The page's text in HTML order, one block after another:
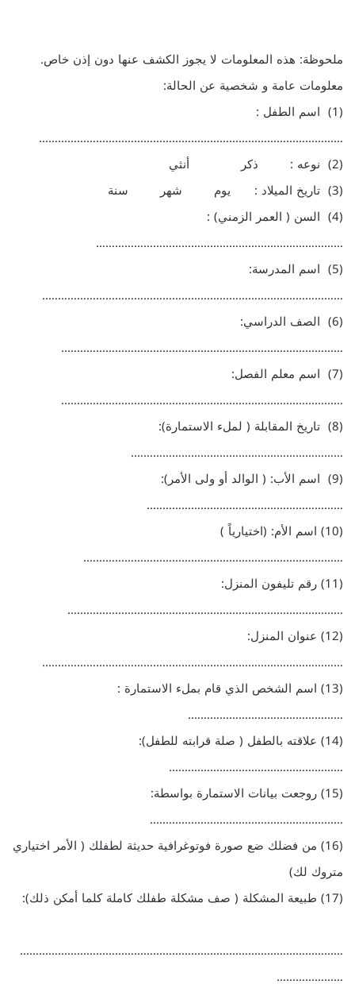
ملحوظة: هذه المعلومات لا يجوز الكشف عنها دون إذن خاص.
معلومات عامة و شخصية عن الحالة:
(1) اسم الطفل :
……………………………………………………………………………………
(2) نوعه : ذكر أنثي
(3) تاريخ الميلاد : يوم شهر سنة
(4) السن ( العمر الزمني) :
……………………………………………………………………
(5) اسم المدرسة:
…………………………………………………………………………………..
(6) الصف الدراسي:
……………………………………………………………………………..
(7) اسم معلم الفصل:
……………………………………………………………………………..
(8) تاريخ المقابلة ( لملء الاستمارة):
………………………………………………………….
(9) اسم الأب: ( الوالد أو ولى الأمر):
……………………………………………………..
(10) اسم الأم: (اختيارياً )
……………………………………………………………………….
(11) رقم تليفون المنزل:
……………………………………………………………………………
(12) عنوان المنزل:
…………………………………………………………………………………..
(13) اسم الشخص الذي قام بملء الاستمارة :
………………………………………….
(14) علاقته بالطفل ( صلة قرابته للطفل):
……………………………………………….
(15) روجعت بيانات الاستمارة بواسطة:
…………………………………………………….
(16) من فضلك ضع صورة فوتوغرافية حديثة لطفلك ( الأمر اختياري
متروك لك)
(17) طبيعة المشكلة ( صف مشكلة طفلك كاملة كلما أمكن ذلك):
…………………………………………………………………………………………
…………………